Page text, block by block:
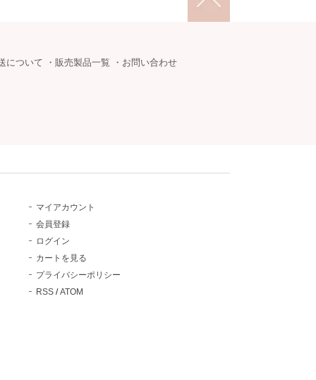
について ・ 販売製品一覧 ・ お問い合わせ
マイアカウント
会員登録
ログイン
カートを見る
プライバシーポリシー
RSS/ATOM